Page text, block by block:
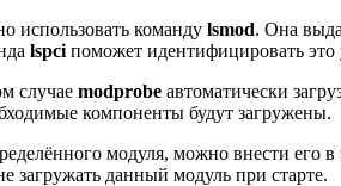
использовать команду lsmod. Она
lspci поможет идентифицировать это
случае modprobe автоматически
компоненты будут загружены.
модуля, можно внести его
загружать данный модуль при старте.